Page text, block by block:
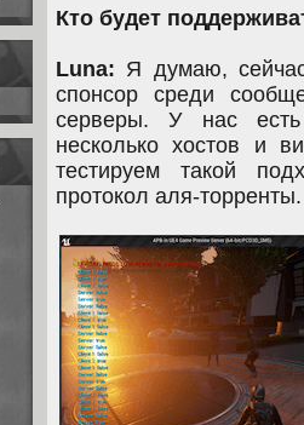
Кто будет
Luna: Я думаю,
спонсор среди
серверы. У нас есть
несколько хостов и
тестируем такой
протокол аля-торренты.